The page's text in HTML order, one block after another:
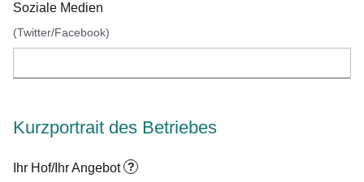
Soziale Medien
(Twitter/Facebook)
Kurzportrait des Betriebes
Ihr Hof/Ihr Angebot ?